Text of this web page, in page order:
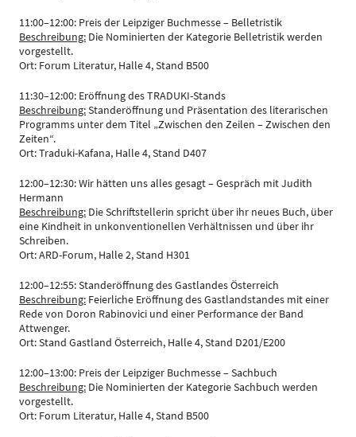
11:00–12:00: Preis der Leipziger Buchmesse – Belletristik
Beschreibung: Die Nominierten der Kategorie Belletristik werden
vorgestellt.
Ort: Forum Literatur, Halle 4, Stand B500
11:30–12:00: Eröffnung des TRADUKI-Stands
Beschreibung:Standeröffnung und Präsentation des literarischen
Programms unter dem Titel „Zwischen den Zeilen – Zwischen den
Zeiten“.
Ort: Traduki-Kafana, Halle 4, Stand D407
12:00–12:30: Wir hätten uns alles gesagt – Gespräch mit Judith
Hermann
Beschreibung: Die Schriftstellerin spricht über ihr neues Buch, über
eine Kindheit in unkonventionellen Verhältnissen und über ihr
Schreiben.
Ort: ARD-Forum, Halle 2, Stand H301
12:00–12:55: Standeröffnung des Gastlandes Österreich
Beschreibung: Feierliche Eröffnung des Gastlandstandes mit einer
Rede von Doron Rabinovici und einer Performance der Band
Attwenger.
Ort: Stand Gastland Österreich, Halle 4, Stand D201/E200
12:00–13:00: Preis der Leipziger Buchmesse – Sachbuch
Beschreibung: Die Nominierten der Kategorie Sachbuch werden
vorgestellt.
Ort: Forum Literatur, Halle 4, Stand B500